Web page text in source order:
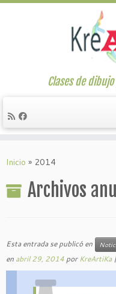
Clases de
Inicio » 2014
Archivos
Esta entrada se publicó en
en abril 29, 2014 porKreArtiKa